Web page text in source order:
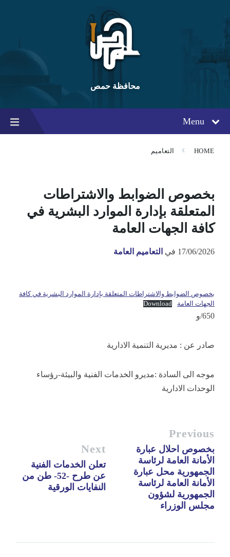
content
main
navigation
footer
محافظة حمص
Menu
HOME التعاميم
بخصوص الضوابط والاشتراطات
المتعلقة بإدارة الموارد البشرية في
كافة الجهات العامة
17/06/2026 في التعاميم العامة
بخصوص الضوابط والاشتراطات المتعلقة بإدارة الموارد البشرية في كافة
الجهات العامة
Download
650/و
صادر عن : مديرية التنمية الادارية
موجه الى السادة :مديرو الخدمات الفنية والبيئة-رؤساء
الوحدات الادارية
Previous
بخصوص احلال عبارة
الأمانة العامة لرئاسة
الجمهورية محل عبارة
الأمانة العامة لرئاسة
الجمهورية لشؤون
مجلس الوزراء
Next
تعلن الخدمات الفنية
عن طرح -52- طن من
النفايات الورقية